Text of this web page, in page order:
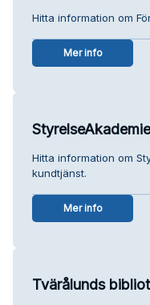
Hitta information om
Mer info
Hitta information om
kundtjänst.
Mer info
Tvärålunds